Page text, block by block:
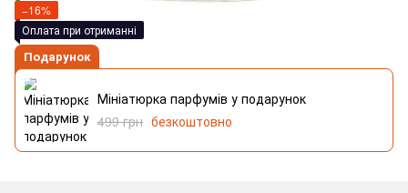
−16%
Оплата при отриманні
Подарунок
Мініатюрка парфумів у подарунок
499 грн безкоштовно